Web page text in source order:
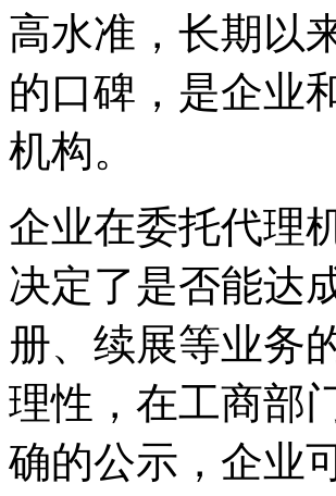
高水准，长期以
的口碑，是企业
机构。
企业在委托代理
决定了是否能达
册、续展等业务
理性，在工商部
确的公示，企业